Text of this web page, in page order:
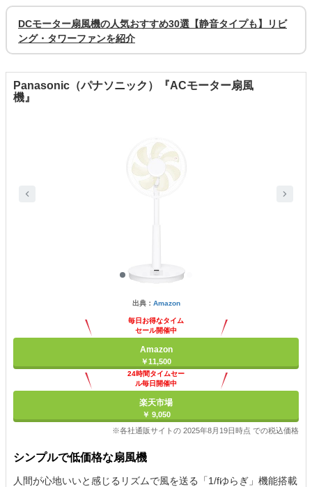
DCモーター扇風機の人気おすすめ30選【静音タイプも】リビ
ング・タワーファンを紹介
Panasonic（パナソニック）『ACモーター扇風
機』
出典： Amazon
毎日お得なタイム
セール開催中
Amazon
￥11,500
24時間タイムセー
ル毎日開催中
楽天市場
￥ 9,050
※各社通販サイトの 2025年8月19日時点 での税込価格
シンプルで低価格な扇風機
人間が心地いいと感じるリズムで風を送る「1/fゆらぎ」機能搭載